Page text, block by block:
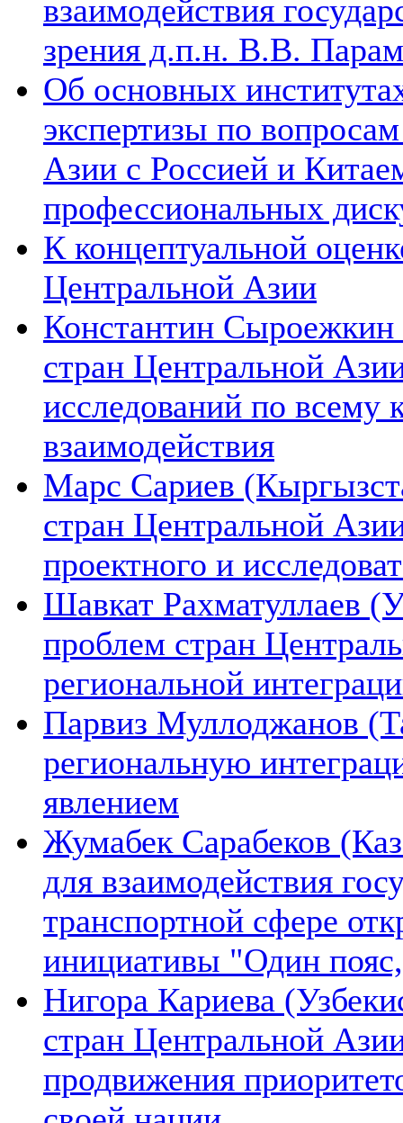
взаимодействия
зрения д.п.н. В.В.
Об основных
экспертизы по
Азии с Россией и
профессиональных
К концептуальной
Центральной Азии
Константин Сыроежкин
стран Центральной
исследований по всему
взаимодействия
Марс Сариев
стран Центральной
проектного и
Шавкат Рахматуллаев
проблем стран
региональной
Парвиз Муллоджанов
региональную
явлением
Жумабек Сарабеков
для взаимодействия
транспортной сфере
инициативы "Один
Нигора Кариева
стран Центральной
продвижения